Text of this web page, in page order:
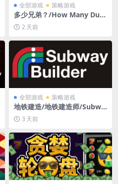
全部游戏 策略游戏
多少兄弟？/How Many Dud
es? 2 天前
全部游戏 策略游戏
地铁建造/地铁建造师/Subwa
y Builder
3 天前